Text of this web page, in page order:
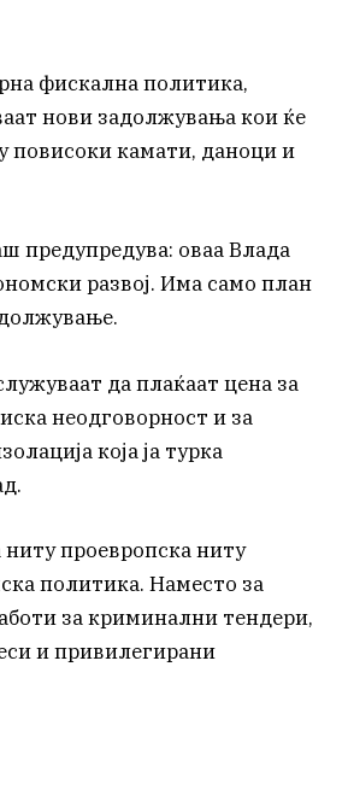
фискална политика,
нови задолжувања кои ќе
повисоки камати, даноци и
предупредува: оваа Влада
развој. Има само план
да плаќаат цена за
неодговорност и за
која ја турка
проевропска ниту
политика. Наместо за
за криминални тендери,
и привилегирани